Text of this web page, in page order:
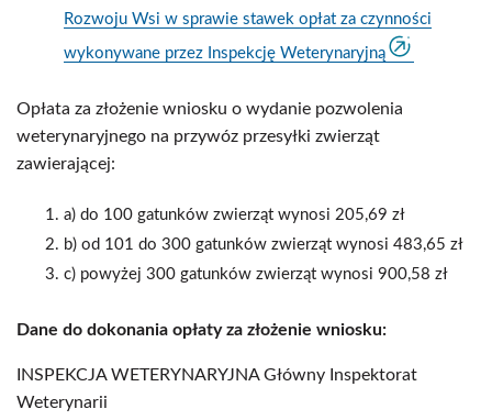
Rozwoju Wsi w sprawie stawek opłat za czynności
wykonywane przez Inspekcję Weterynaryjną
Opłata za złożenie wniosku o wydanie pozwolenia
weterynaryjnego na przywóz przesyłki zwierząt
zawierającej:
a) do 100 gatunków zwierząt wynosi 205,69 zł
b) od 101 do 300 gatunków zwierząt wynosi 483,65 zł
c) powyżej 300 gatunków zwierząt wynosi 900,58 zł
Dane do dokonania opłaty za złożenie wniosku:
INSPEKCJA WETERYNARYJNA Główny Inspektorat
Weterynarii